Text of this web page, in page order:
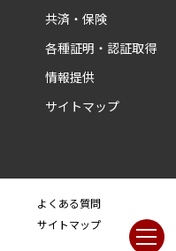
共済・保険
各種証明・認証取得
情報提供
サイトマップ
よくある質問
サイトマップ